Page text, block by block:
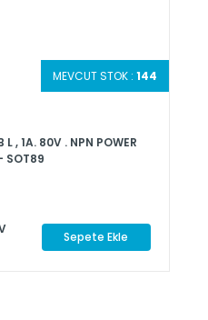
MEVCUT STOK : 144
, 1A. 80V . NPN POWER
SOT89
Sepete Ekle